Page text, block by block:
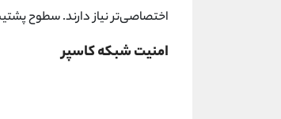
اختصاصی‌تر نیاز دارند. سطوح
امنیت شبکه کاسپر